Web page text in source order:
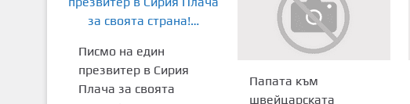
Писмо на един
презвитер в Сирия
Плача за своята
Папата към
швейцарската